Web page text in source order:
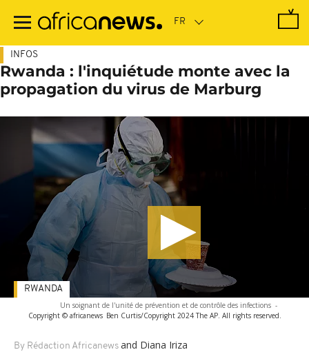
contenu
INFOS
Rwanda : l'inquiétude monte avec la
propagation du virus de Marburg
Un soignant de l'unité de prévention et de contrôle des infections -
Copyright © africanews Ben Curtis/Copyright 2024 The AP. All rights reserved.
By Rédaction Africanews and Diana Iriza
RWANDA